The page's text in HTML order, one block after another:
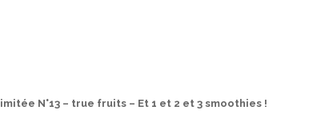
N°13 – true fruits – Et 1 et 2 et 3 smoothies !